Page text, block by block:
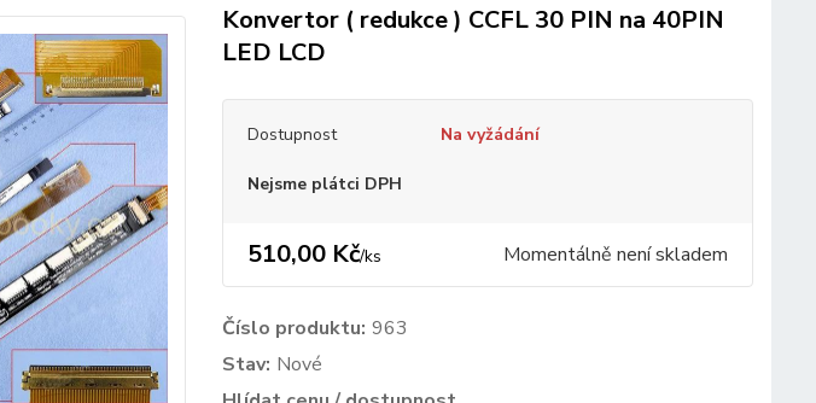
Konvertor ( redukce ) CCFL 30 PIN na 40PIN
LED LCD
Dostupnost Na vyžádání
Nejsme plátci DPH
510,00 Kč/ks Momentálně není skladem
Číslo produktu: 963
Stav: Nové